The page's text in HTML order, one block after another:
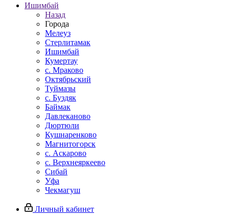
Ишимбай
Назад
Города
Мелеуз
Стерлитамак
Ишимбай
Кумертау
c. Мраково
Октябрьский
Туймазы
c. Буздяк
Баймак
Давлеканово
Дюртюли
Кушнаренково
Магнитогорск
с. Аскарово
с. Верхнеяркеево
Сибай
Уфа
Чекмагуш
Личный кабинет